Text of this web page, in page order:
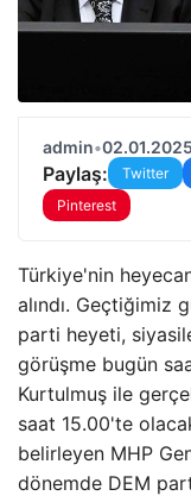
admin•
Paylaş: Twitter
Pinterest
Türkiye'nin
alındı. Geçtiğimiz
parti heyeti,
görüşme bugün
Kurtulmuş ile
saat 15.00'te
belirleyen MHP
dönemde DEM